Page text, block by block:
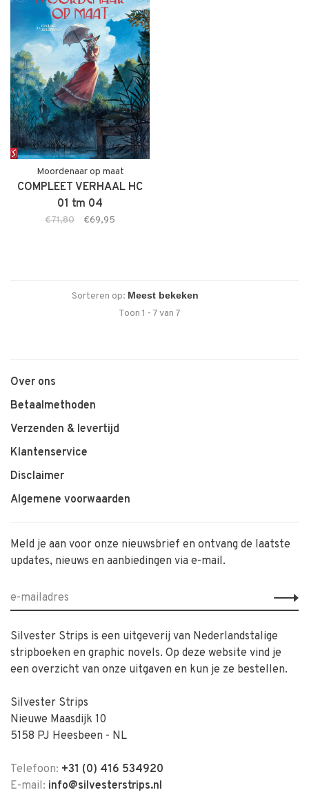
Moordenaar op maat
COMPLEET VERHAAL HC
01 tm 04
€71,80 €69,95
Sorteren op:
Toon 1 - 7 van 7
Over ons
Betaalmethoden
Verzenden & levertijd
Klantenservice
Disclaimer
Algemene voorwaarden
Meld je aan voor onze nieuwsbrief en ontvang de laatste
updates, nieuws en aanbiedingen via e-mail.
Silvester Strips is een uitgeverij van Nederlandstalige
stripboeken en graphic novels. Op deze website vind je
een overzicht van onze uitgaven en kun je ze bestellen.
Silvester Strips
Nieuwe Maasdijk 10
5158 PJ Heesbeen - NL
Telefoon: +31 (0) 416 534920
E-mail: info@silvesterstrips.nl